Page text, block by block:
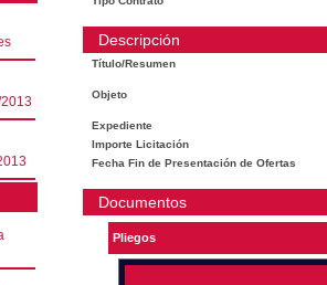
Descripción
Título/Resumen
Objeto
Expediente
Importe Licitación
Fecha Fin de Presentación de Ofertas
Documentos
Pliegos